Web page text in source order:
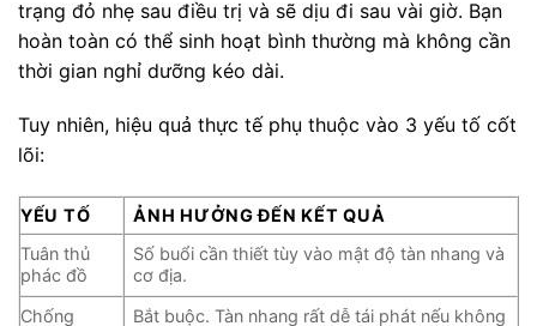
trạng đỏ nhẹ sau điều trị và sẽ dịu đi sau vài giờ. Bạn
hoàn toàn có thể sinh hoạt bình thường mà không cần
thời gian nghỉ dưỡng kéo dài.
Tuy nhiên, hiệu quả thực tế phụ thuộc vào 3 yếu tố cốt
lõi:
YẾU TỐ
ẢNH HƯỞNG ĐẾN KẾT QUẢ
Tuân thủ
phác đồ
Số buổi cần thiết tùy vào mật độ tàn nhang và
cơ địa.
Chống
Bắt buộc. Tàn nhang rất dễ tái phát nếu không